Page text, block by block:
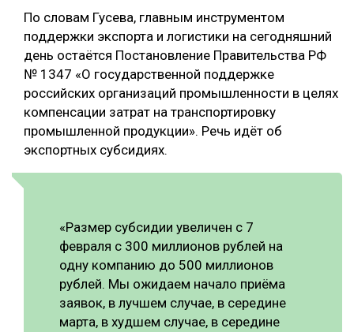
По словам Гусева, главным инструментом
поддержки экспорта и логистики на сегодняшний
день остаётся Постановление Правительства РФ
№ 1347 «О государственной поддержке
российских организаций промышленности в целях
компенсации затрат на транспортировку
промышленной продукции». Речь идёт об
экспортных субсидиях.
«Размер субсидии увеличен с 7
февраля с 300 миллионов рублей на
одну компанию до 500 миллионов
рублей. Мы ожидаем начало приёма
заявок, в лучшем случае, в середине
марта, в худшем случае, в середине